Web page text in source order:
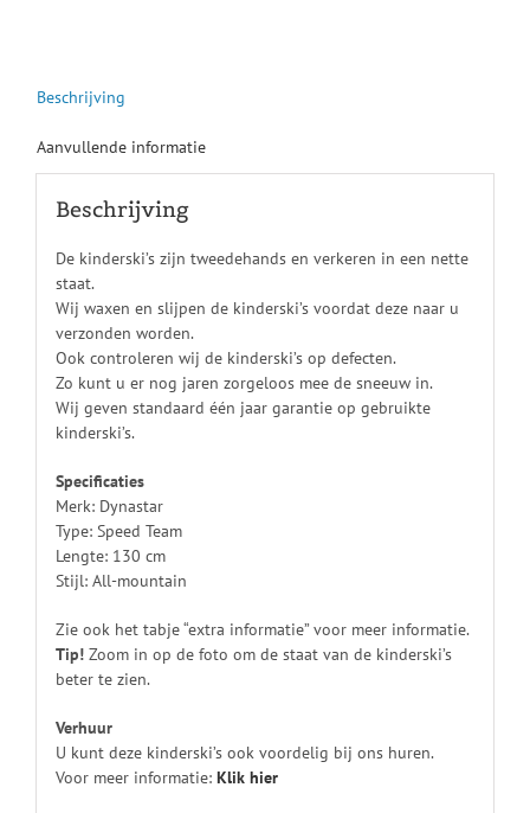
Beschrijving
Aanvullende informatie
Beschrijving
De kinderski’s zijn tweedehands en verkeren in een nette
staat.
Wij waxen en slijpen de kinderski’s voordat deze naar u
verzonden worden.
Ook controleren wij de kinderski’s op defecten.
Zo kunt u er nog jaren zorgeloos mee de sneeuw in.
Wij geven standaard één jaar garantie op gebruikte
kinderski’s.
Specificaties
Merk: Dynastar
Type: Speed Team
Lengte: 130 cm
Stijl: All-mountain
Zie ook het tabje “extra informatie” voor meer informatie.
Tip!Zoom in op de foto om de staat van de kinderski’s
beter te zien.
Verhuur
U kunt deze kinderski’s ook voordelig bij ons huren.
Voor meer informatie: Klik hier